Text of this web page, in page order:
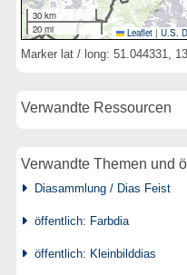
30 km
20 mi
Leaflet | U.S.
Marker lat / long: 51.044331,
Verwandte Ressourcen
Verwandte Themen und
Diasammlung / Dias Feist
öffentlich: Farbdia
öffentlich: Kleinbilddias